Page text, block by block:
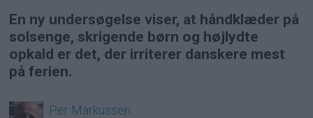
En ny undersøgelse viser, at håndklæder på
solsenge, skrigende børn og højlydte
opkald er det, der irriterer danskere mest
på ferien.
Per Markussen